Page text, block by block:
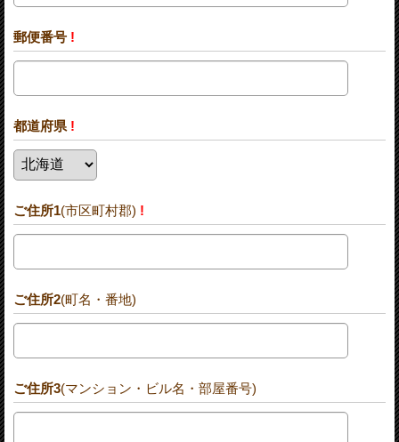
郵便番号 !
都道府県 !
ご住所1(市区町村郡) !
ご住所2(町名・番地)
ご住所3(マンション・ビル名・部屋番号)